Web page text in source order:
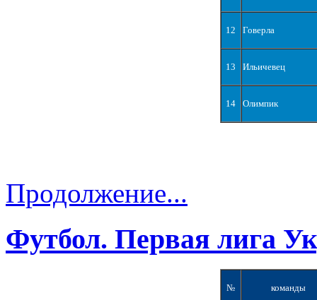
12 Говерла
13 Ильичевец
14 Олимпик
Продолжение...
Футбол. Первая лига
№ команды